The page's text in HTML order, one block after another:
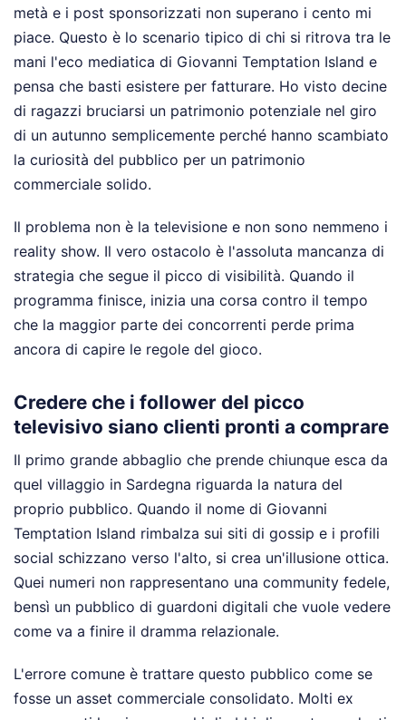
metà e i post sponsorizzati non superano i cento mi
piace. Questo è lo scenario tipico di chi si ritrova tra le
mani l'eco mediatica di Giovanni Temptation Island e
pensa che basti esistere per fatturare. Ho visto decine
di ragazzi bruciarsi un patrimonio potenziale nel giro
di un autunno semplicemente perché hanno scambiato
la curiosità del pubblico per un patrimonio
commerciale solido.
Il problema non è la televisione e non sono nemmeno i
reality show. Il vero ostacolo è l'assoluta mancanza di
strategia che segue il picco di visibilità. Quando il
programma finisce, inizia una corsa contro il tempo
che la maggior parte dei concorrenti perde prima
ancora di capire le regole del gioco.
Credere che i follower del picco
televisivo siano clienti pronti a comprare
Il primo grande abbaglio che prende chiunque esca da
quel villaggio in Sardegna riguarda la natura del
proprio pubblico. Quando il nome di Giovanni
Temptation Island rimbalza sui siti di gossip e i profili
social schizzano verso l'alto, si crea un'illusione ottica.
Quei numeri non rappresentano una community fedele,
bensì un pubblico di guardoni digitali che vuole vedere
come va a finire il dramma relazionale.
L'errore comune è trattare questo pubblico come se
fosse un asset commerciale consolidato. Molti ex